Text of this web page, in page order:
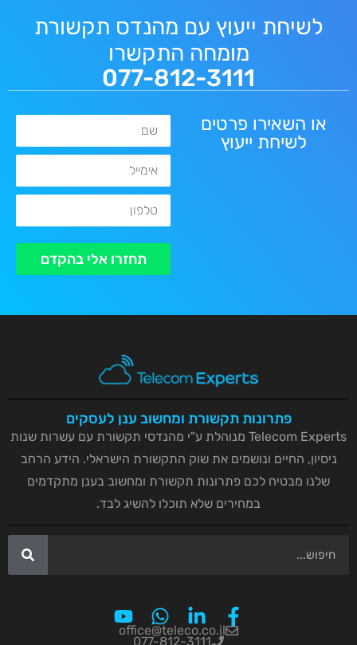
לשיחת ייעוץ עם מהנדס תקשורת
מומחה התקשרו
077-812-3111
או השאירו פרטים
לשיחת ייעוץ
שם
אימייל
טלפון
תחזרו אלי בהקדם
פתרונות תקשורת ומחשוב ענן לעסקים
Telecom Experts מנוהלת ע"י מהנדסי תקשורת עם עשרות שנות
ניסיון, החיים ונושמים את שוק התקשורת הישראלי. הידע הרחב
שלנו מבטיח לכם פתרונות תקשורת ומחשוב בענן מתקדמים
במחירים שלא תוכלו להשיג לבד.
077-812-3111
office@teleco.co.il